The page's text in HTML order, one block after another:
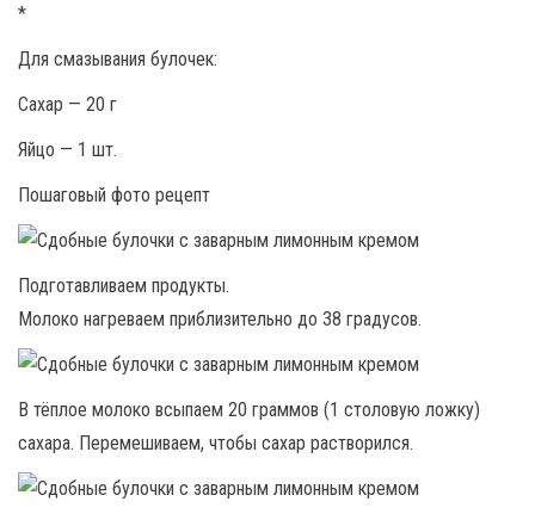
*
Для смазывания булочек:
Сахар — 20 г
Яйцо — 1 шт.
Пошаговый фото рецепт
Подготавливаем продукты.
Молоко нагреваем приблизительно до 38 градусов.
В тёплое молоко всыпаем 20 граммов (1 столовую ложку)
сахара. Перемешиваем, чтобы сахар растворился.